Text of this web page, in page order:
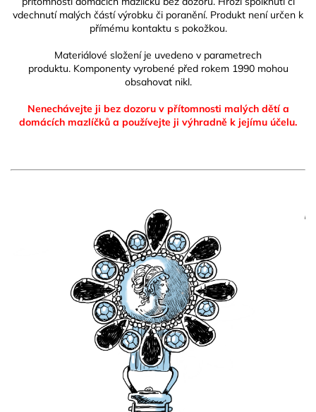
vdechnutí malých částí výrobku či poranění. Produkt není určen k
přímému kontaktu s pokožkou.
Materiálové složení je uvedeno v parametrech
produktu. Komponenty vyrobené před rokem 1990 mohou
obsahovat nikl.
Nenechávejte ji bez dozoru v přítomnosti malých dětí a
domácích mazlíčků a používejte ji výhradně k jejímu účelu.